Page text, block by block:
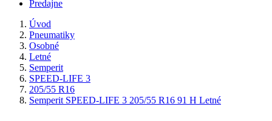
Predajne
Úvod
Pneumatiky
Osobné
Letné
Semperit
SPEED-LIFE 3
205/55 R16
Semperit SPEED-LIFE 3 205/55 R16 91 H Letné